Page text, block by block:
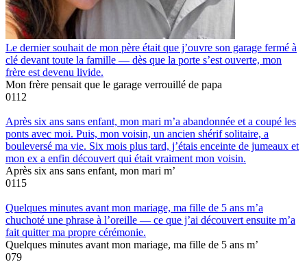
Le dernier souhait de mon père était que j’ouvre son garage fermé à
clé devant toute la famille — dès que la porte s’est ouverte, mon
frère est devenu livide.
Mon frère pensait que le garage verrouillé de papa
0112
Après six ans sans enfant, mon mari m’a abandonnée et a coupé les
ponts avec moi. Puis, mon voisin, un ancien shérif solitaire, a
bouleversé ma vie. Six mois plus tard, j’étais enceinte de jumeaux et
mon ex a enfin découvert qui était vraiment mon voisin.
Après six ans sans enfant, mon mari m’
0115
Quelques minutes avant mon mariage, ma fille de 5 ans m’a
chuchoté une phrase à l’oreille — ce que j’ai découvert ensuite m’a
fait quitter ma propre cérémonie.
Quelques minutes avant mon mariage, ma fille de 5 ans m’
079